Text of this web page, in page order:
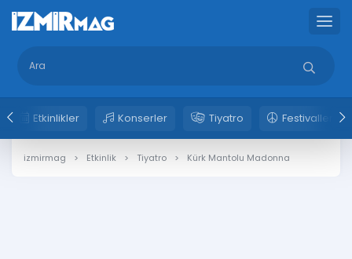
Etkinlikler Konserler Tiyatro Festivaller
izmirmag Etkinlik Tiyatro Kürk Mantolu Madonna